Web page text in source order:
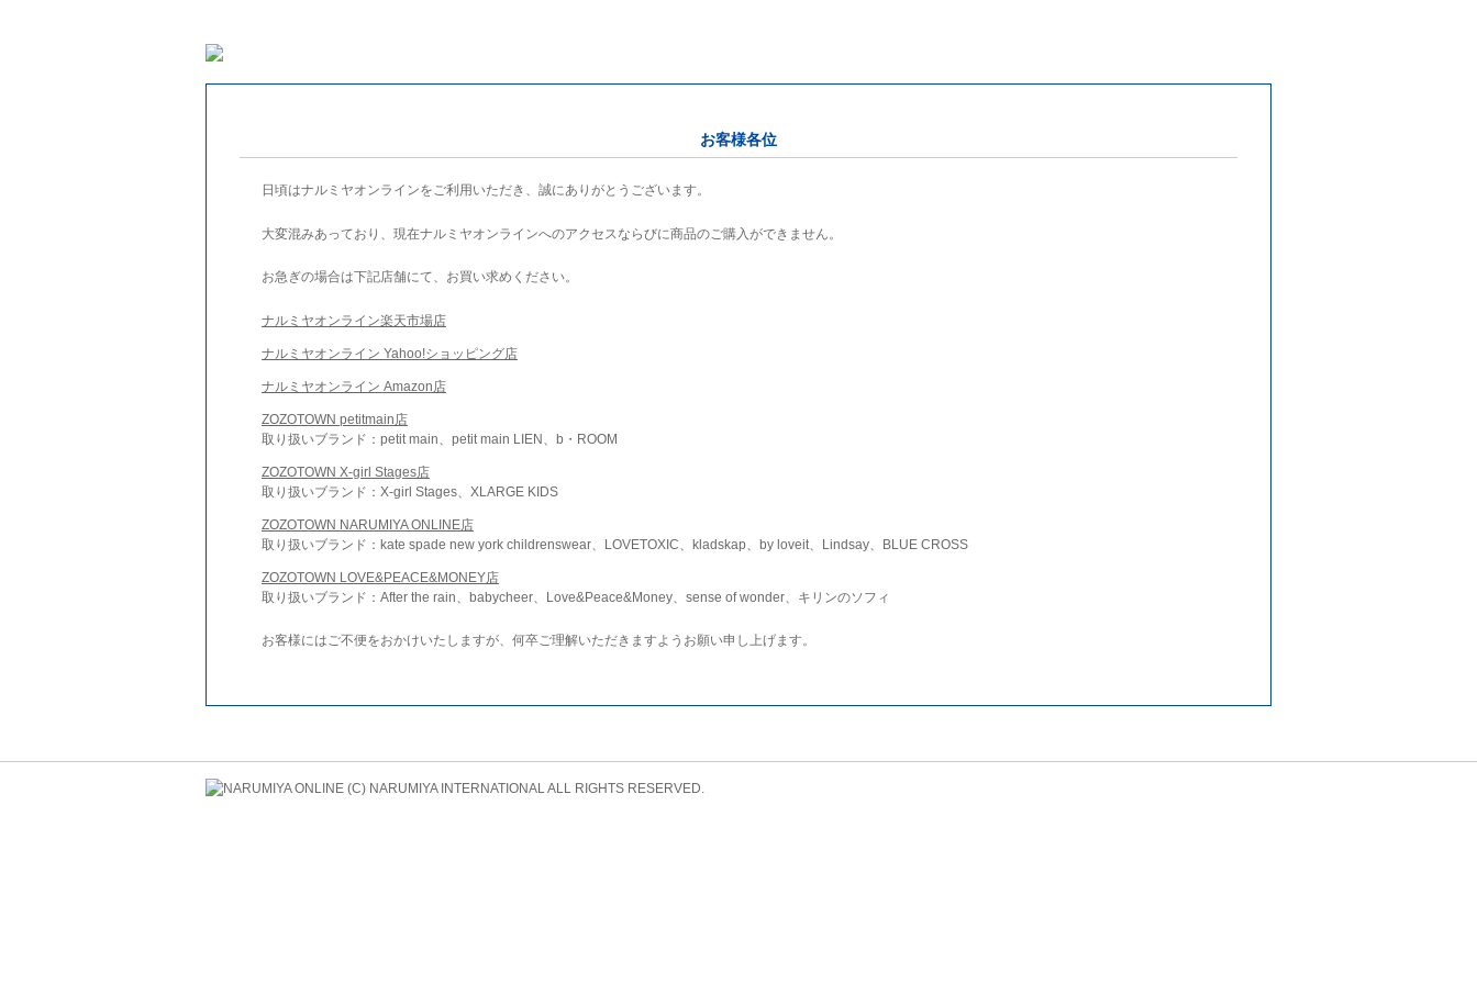
お客様各位
日頃はナルミヤオンラインをご利用いただき、誠にありがとうございます。
大変混みあっており、現在ナルミヤオンラインへのアクセスならびに商品のご購入ができません。
お急ぎの場合は下記店舗にて、お買い求めください。
ナルミヤオンライン楽天市場店
ナルミヤオンライン Yahoo!ショッピング店
ナルミヤオンライン Amazon店
ZOZOTOWN petitmain店
取り扱いブランド：petit main、petit main LIEN、b・ROOM
ZOZOTOWN X-girl Stages店
取り扱いブランド：X-girl Stages、XLARGE KIDS
ZOZOTOWN NARUMIYA ONLINE店
取り扱いブランド：kate spade new york childrenswear、LOVETOXIC、kladskap、by loveit、Lindsay、BLUE CROSS
ZOZOTOWN LOVE&PEACE&MONEY店
取り扱いブランド：After the rain、babycheer、Love&Peace&Money、sense of wonder、キリンのソフィ
お客様にはご不便をおかけいたしますが、何卒ご理解いただきますようお願い申し上げます。